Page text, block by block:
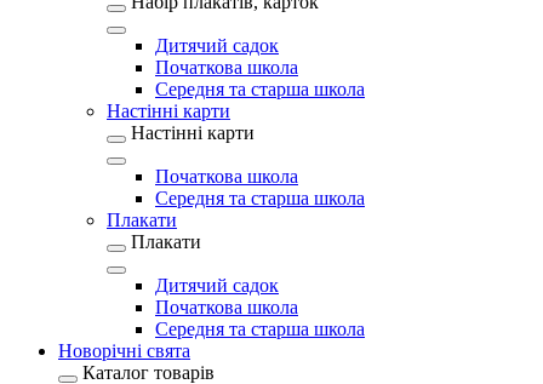
Дитячий садок
Початкова школа
Середня та старша школа
Настінні карти
Настінні карти
Початкова школа
Середня та старша школа
Плакати
Плакати
Дитячий садок
Початкова школа
Середня та старша школа
Новорічні свята
Каталог товарів